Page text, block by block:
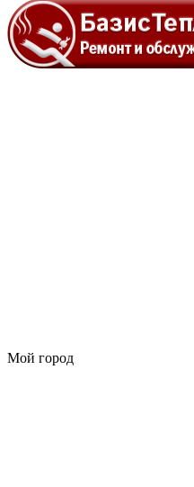
Мой город